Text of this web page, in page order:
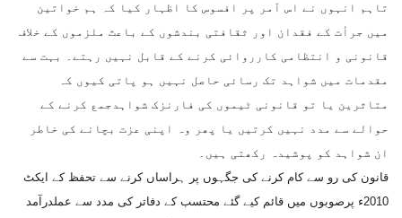
تاہم انہوں نے اس اَمر پر افسوس کا اظہار کیا کہ ہم خواتین
میں جرأت کے فقدان اور ثقافتی بندشوں کے باعث ملزموں کے خلاف
قانونی و انتظامی کارروائی کرنے کے قابل نہیں رہتے۔ بہت سے
مقدمات میں شواہد تک رسائی حاصل نہیں ہو پاتی کیوں کہ
متاثرین یا تو قانونی ٹیموں کی فارنزک شواہدجمع کرنے کے
حوالے سے مدد نہیں کرتیں یا پھر وہ اپنی عزت بچانے کی خاطر
ان شواہد کو پوشیدہ رکھتی ہیں۔
قانون کی رو سے کام کرنے کی جگہوں پر ہراساں کرنے سے تحفظ کے ایکٹ
2010ء پرصوبوں میں قائم کیے گئے محتسب کے دفاتر کی مدد سے عملدرآمد